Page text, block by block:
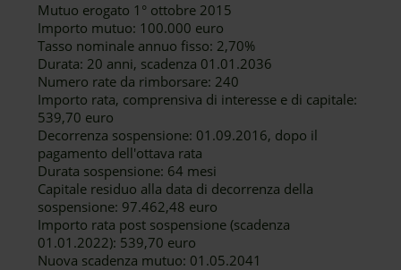
Mutuo erogato 1° ottobre 2015
Importo mutuo: 100.000 euro
Tasso nominale annuo fisso: 2,70%
Durata: 20 anni, scadenza 01.01.2036
Numero rate da rimborsare: 240
Importo rata, comprensiva di interesse e di capitale:
539,70 euro
Decorrenza sospensione: 01.09.2016, dopo il
pagamento dell'ottava rata
Durata sospensione: 64 mesi
Capitale residuo alla data di decorrenza della
sospensione: 97.462,48 euro
Importo rata post sospensione (scadenza
01.01.2022): 539,70 euro
Nuova scadenza mutuo: 01.05.2041